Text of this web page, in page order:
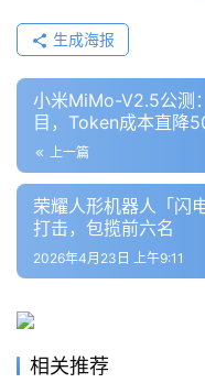
告
生成海报
小米MiMo-V2.5公测
目，Token成本直降
上一篇
荣耀人形机器人「闪
打击，包揽前六名
2026年4月23日 上午9:11
相关推荐